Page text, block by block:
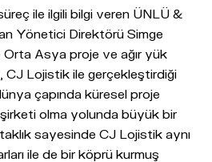
ile ilgili bilgi veren ÜNLÜ &
Yönetici Direktörü Simge
Asya proje ve ağır yük
CJ Lojistik ile gerçekleştirdiği
çapında küresel proje
şirketi olma yolunda büyük bir
sayesinde CJ Lojistik aynı
ile de bir köprü kurmuş